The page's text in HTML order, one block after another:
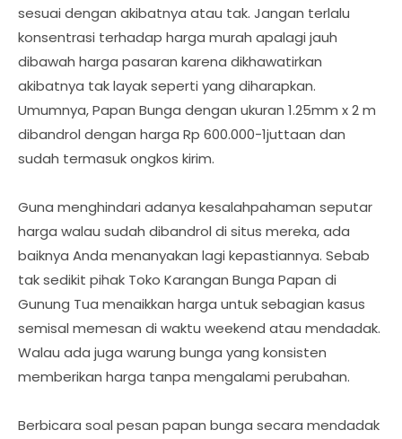
sesuai dengan akibatnya atau tak. Jangan terlalu
konsentrasi terhadap harga murah apalagi jauh
dibawah harga pasaran karena dikhawatirkan
akibatnya tak layak seperti yang diharapkan.
Umumnya, Papan Bunga dengan ukuran 1.25mm x 2 m
dibandrol dengan harga Rp 600.000-1juttaan dan
sudah termasuk ongkos kirim.
Guna menghindari adanya kesalahpahaman seputar
harga walau sudah dibandrol di situs mereka, ada
baiknya Anda menanyakan lagi kepastiannya. Sebab
tak sedikit pihak Toko Karangan Bunga Papan di
Gunung Tua menaikkan harga untuk sebagian kasus
semisal memesan di waktu weekend atau mendadak.
Walau ada juga warung bunga yang konsisten
memberikan harga tanpa mengalami perubahan.
Berbicara soal pesan papan bunga secara mendadak